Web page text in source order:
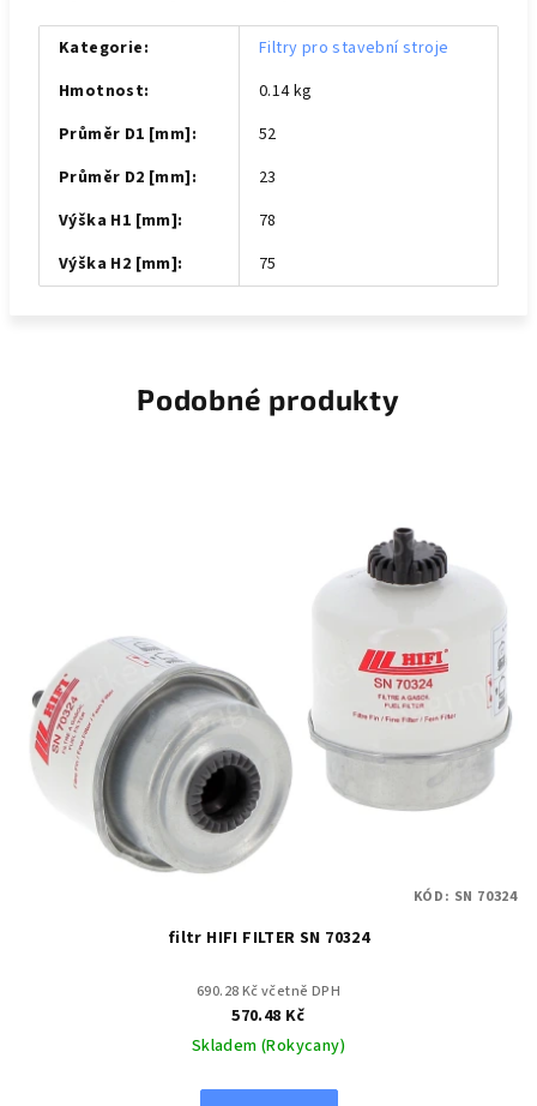
Kategorie:
Filtry pro stavební stroje
Hmotnost:
0.14 kg
Průměr D1 [mm]:
52
Průměr D2 [mm]:
23
Výška H1 [mm]:
78
Výška H2 [mm]: 75
Podobné produkty
filtr HIFI FILTER SN 70324
690.28 Kč včetně DPH
570.48 Kč
Skladem (Rokycany)
KÓD: SN 70324